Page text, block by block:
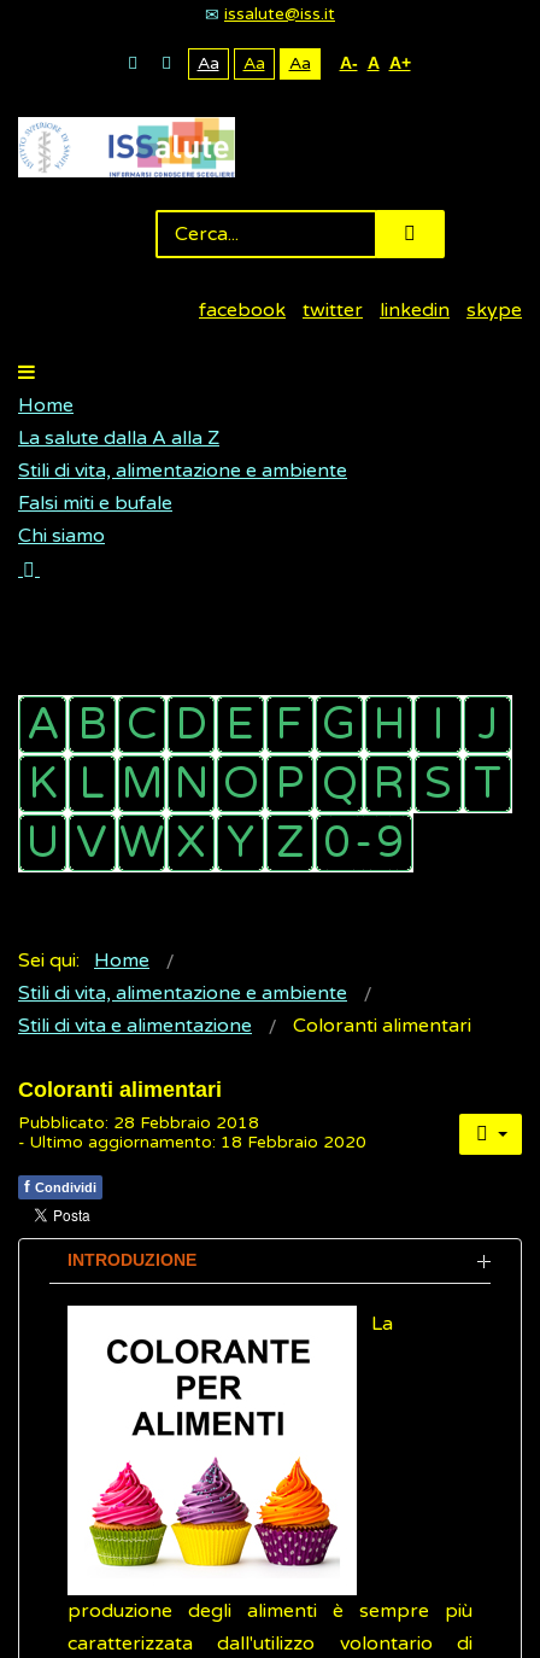
issalute@iss.it
Aa Aa Aa A- A A+
facebook twitter linkedin skype
Home
La salute dalla A alla Z
Stili di vita, alimentazione e ambiente
Falsi miti e bufale
Chi siamo
Sei qui:
Home
Stili di vita, alimentazione e ambiente
Stili di vita e alimentazione
Coloranti alimentari
Coloranti alimentari
Pubblicato: 28 Febbraio 2018
- Ultimo aggiornamento: 18 Febbraio 2020
f Condividi
INTRODUZIONE
La
produzione degli alimenti è sempre più
caratterizzata dall'utilizzo volontario di